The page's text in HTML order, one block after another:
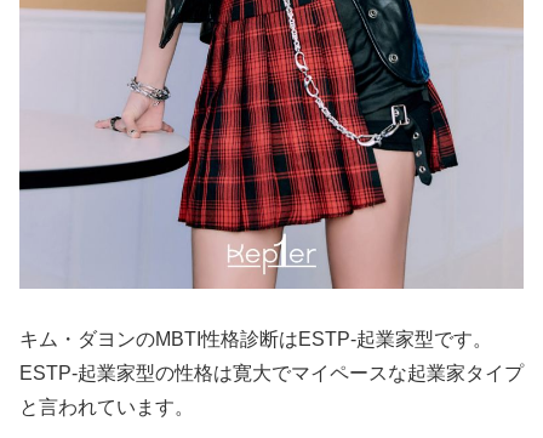
キム・ダヨンのMBTI性格診断はESTP-起業家型です。
ESTP-起業家型の性格は寛大でマイペースな起業家タイプ
と言われています。